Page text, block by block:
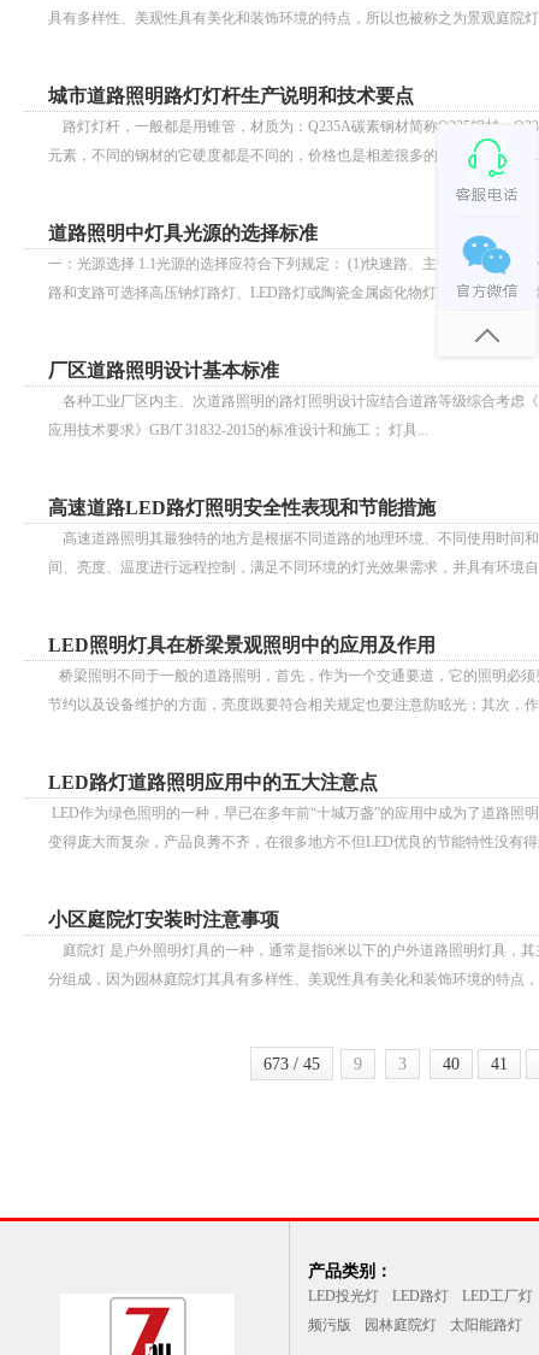
具有多样性、美观性具有美化和装饰环境的特点，所以也被称之为景观庭院灯
城市道路照明路灯灯杆生产说明和技术要点
路灯灯杆，一般都是用锥管，材质为：Q235A碳素钢材简称Q235钢材，
元素，不同的钢材的它硬度都是不同的，价格也是相差很多的，比如45#王牌
道路照明中灯具光源的选择标准
一：光源选择 1.1光源的选择应符合下列规定： (1)快速路、主干路宜采用高
路和支路可选择高压钠灯路灯、LED路灯或陶瓷金属卤化物灯。 (3)居住区
厂区道路照明设计基本标准
各种工业厂区内主、次道路照明的路灯照明设计应结合道路等级综合考虑
应用技术要求》GB/T 31832-2015的标准设计和施工； 灯具...
高速道路LED路灯照明安全性表现和节能措施
高速道路照明其最独特的地方是根据不同道路的地理环境、不同使用时间
间、亮度、温度进行远程控制，满足不同环境的灯光效果需求，并具有环
LED照明灯具在桥梁景观照明中的应用及作用
桥梁照明不同于一般的道路照明，首先，作为一个交通要道，它的照明
节约以及设备维护的方面，亮度既要符合相关规定也要注意防眩光；其次，
LED路灯道路照明应用中的五大注意点
LED作为绿色照明的一种，早已在多年前“十城万盏”的应用中成为了道路照
变得庞大而复杂，产品良莠不齐，在很多地方不但LED优良的节能特性没有得
小区庭院灯安装时注意事项
庭院灯 是户外照明灯具的一种，通常是指6米以下的户外道路照明灯具，其主要部件
分组成，因为园林庭院灯其具有多样性、美观性具有美化和装饰环境的特点
673 / 45 9 3 40 41
产品类别：
LED投光灯 LED路灯
LED工厂灯
频污版
园林庭院灯 太阳能路灯